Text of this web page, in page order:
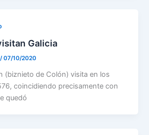
Galicia
/07/10/2020
(biznieto de Colón) visita en los
coincidiendo precisamente con
quedó